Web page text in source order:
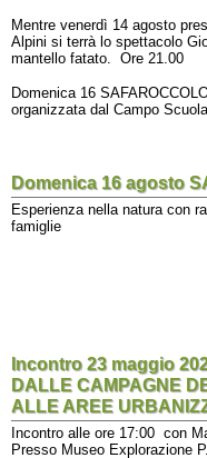
Mentre venerdì 14 agosto
Alpini si terrà lo spettacolo
mantello fatato. Ore 21.00
Domenica 16
organizzata dal Campo
Domenica 16 agosto
Esperienza nella natura con
famiglie
Incontro 23 maggio
DALLE CAMPAGNE
ALLE AREE
Incontro alle ore 17:00 con
Presso Museo Explorazione